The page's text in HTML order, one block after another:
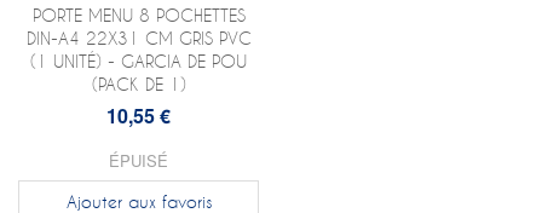
PORTE MENU 8 POCHETTES
DIN-A4 22X31 CM GRIS PVC
(1 UNITÉ) - GARCIA DE POU
(PACK DE 1)
10,55 €
ÉPUISÉ
Ajouter aux favoris